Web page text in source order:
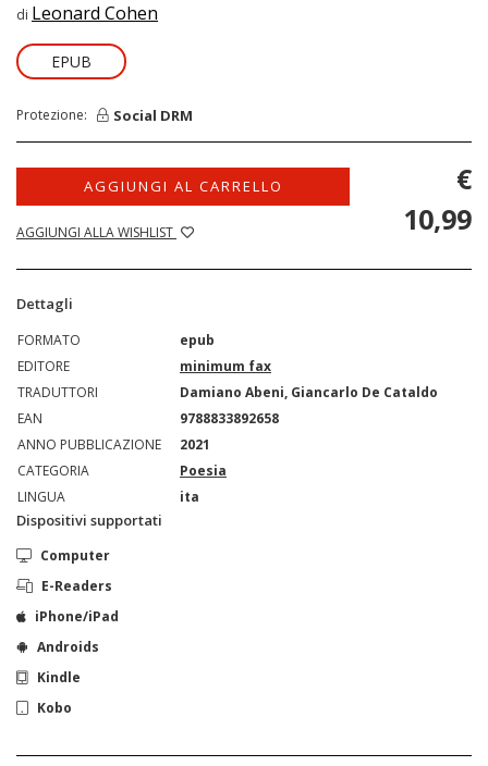
di Leonard Cohen
EPUB
Protezione: Social DRM
AGGIUNGI AL CARRELLO
AGGIUNGI ALLA WISHLIST
€
10,99
Dettagli
FORMATO
epub
EDITORE
minimum fax
TRADUTTORI
Damiano Abeni, Giancarlo De Cataldo
EAN
9788833892658
ANNO PUBBLICAZIONE
2021
CATEGORIA
Poesia
LINGUA
ita
Dispositivi supportati
Computer
E-Readers
iPhone/iPad
Androids
Kindle
Kobo